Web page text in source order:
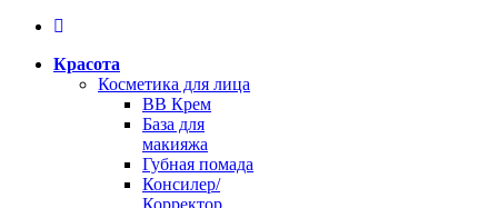
Красота
Косметика для лица
BB Крем
База для
макияжа
Губная помада
Консилер/
Корректор